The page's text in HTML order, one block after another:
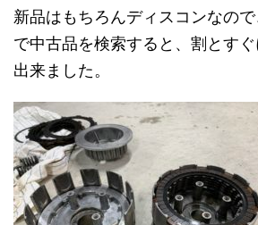
新品はもちろんディスコンなの
で中古品を検索すると、割とす
出来ました。